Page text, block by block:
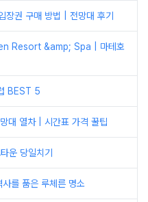
장권 구매 방법 | 전망대 후기
Resort &amp; Spa | 마테호
BEST 5
대 열차 | 시간표 가격 꿀팁
운 당일치기
를 품은 루체른 명소